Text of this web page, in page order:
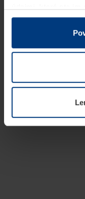
v rámci Vášho
Z právneho
prevádzku tejto
potrebujeme Vaše
kedykoľvek zmeniť
našej webovej